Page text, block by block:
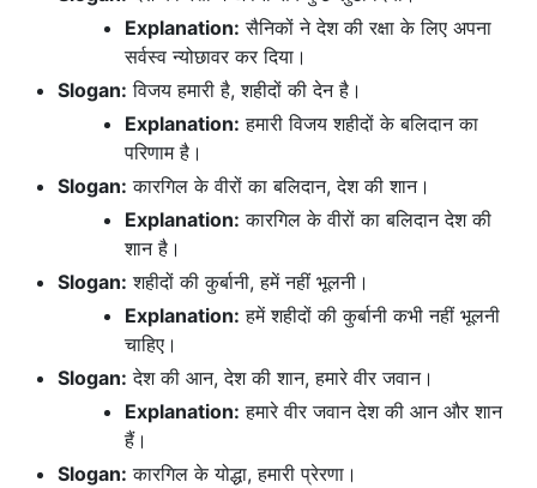
Explanation: सैनिकों ने देश की रक्षा के लिए अपना
सर्वस्व न्योछावर कर दिया।
Slogan: विजय हमारी है, शहीदों की देन है।
Explanation: हमारी विजय शहीदों के बलिदान का
परिणाम है।
Slogan: कारगिल के वीरों का बलिदान, देश की शान।
Explanation: कारगिल के वीरों का बलिदान देश की
शान है।
Slogan: शहीदों की कुर्बानी, हमें नहीं भूलनी।
Explanation: हमें शहीदों की कुर्बानी कभी नहीं भूलनी
चाहिए।
Slogan: देश की आन, देश की शान, हमारे वीर जवान।
Explanation: हमारे वीर जवान देश की आन और शान
हैं।
Slogan: कारगिल के योद्धा, हमारी प्रेरणा।